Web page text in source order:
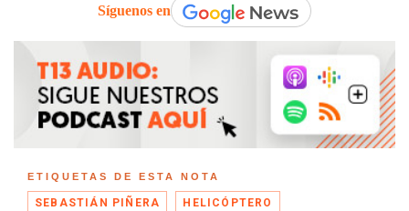
Síguenos en
ETIQUETAS DE ESTA NOTA
SEBASTIÁN PIÑERA HELICÓPTERO